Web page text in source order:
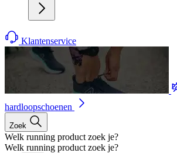
Klantenservice
hardloopschoenen
Zoek
Welk running product zoek je?
Welk running product zoek je?